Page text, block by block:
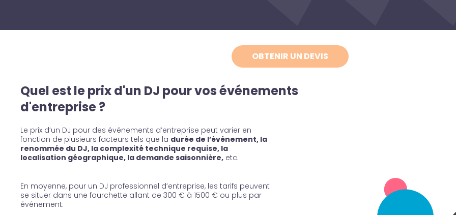
OBTENIR UN DEVIS
Quel est le prix d'un DJ pour vos événements
d'entreprise ?
Le prix d’un DJ pour des événements d’entreprise peut varier en
fonction de plusieurs facteurs tels que la durée de l’événement, la
renommée du DJ, la complexité technique requise, la
localisation géographique, la demande saisonnière, etc.
En moyenne, pour un DJ professionnel d’entreprise, les tarifs peuvent
se situer dans une fourchette allant de 300 € à 1500 € ou plus par
événement.